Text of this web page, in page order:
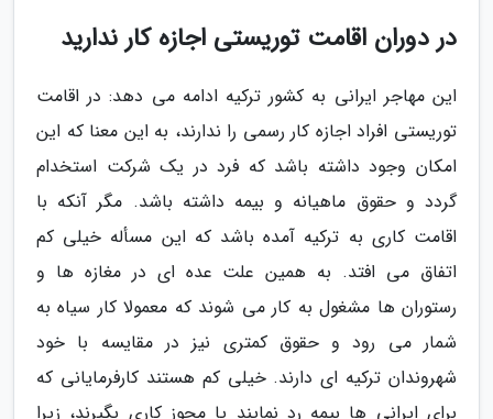
در دوران اقامت توریستی اجازه کار ندارید
این مهاجر ایرانی به کشور ترکیه ادامه می دهد: در اقامت
توریستی افراد اجازه کار رسمی را ندارند، به این معنا که این
امکان وجود داشته باشد که فرد در یک شرکت استخدام
گردد و حقوق ماهیانه و بیمه داشته باشد. مگر آنکه با
اقامت کاری به ترکیه آمده باشد که این مسأله خیلی کم
اتفاق می افتد. به همین علت عده ای در مغازه ها و
رستوران ها مشغول به کار می شوند که معمولا کار سیاه به
شمار می رود و حقوق کمتری نیز در مقایسه با خود
شهروندان ترکیه ای دارند. خیلی کم هستند کارفرمایانی که
برای ایرانی ها بیمه رد نمایند یا مجوز کاری بگیرند، زیرا